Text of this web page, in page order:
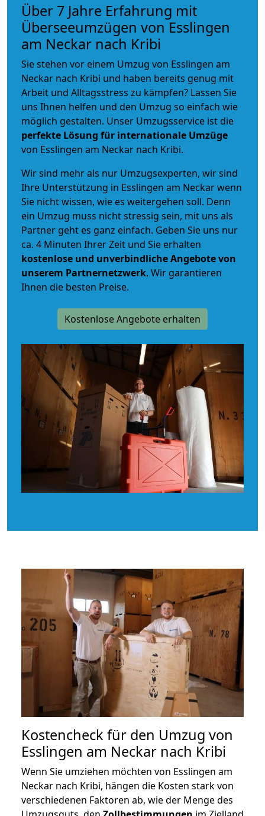
Über 7 Jahre Erfahrung mit
Überseeumzügen von Esslingen
am Neckar nach Kribi
Sie stehen vor einem Umzug von Esslingen am
Neckar nach Kribi und haben bereits genug mit
Arbeit und Alltagsstress zu kämpfen? Lassen Sie
uns Ihnen helfen und den Umzug so einfach wie
möglich gestalten. Unser Umzugsservice ist die
perfekte Lösung für internationale Umzüge
von Esslingen am Neckar nach Kribi.
Wir sind mehr als nur Umzugsexperten, wir sind
Ihre Unterstützung in Esslingen am Neckar wenn
Sie nicht wissen, wie es weitergehen soll. Denn
ein Umzug muss nicht stressig sein, mit uns als
Partner geht es ganz einfach. Geben Sie uns nur
ca. 4 Minuten Ihrer Zeit und Sie erhalten
kostenlose und unverbindlicheAngebote von
unserem Partnernetzwerk. Wir garantieren
Ihnen die besten Preise.
Kostenlose Angebote erhalten
Kostencheck für den Umzug von
Esslingen am Neckar nach Kribi
Wenn Sie umziehen möchten von Esslingen am
Neckar nach Kribi, hängen die Kosten stark von
verschiedenen Faktoren ab, wie der Menge des